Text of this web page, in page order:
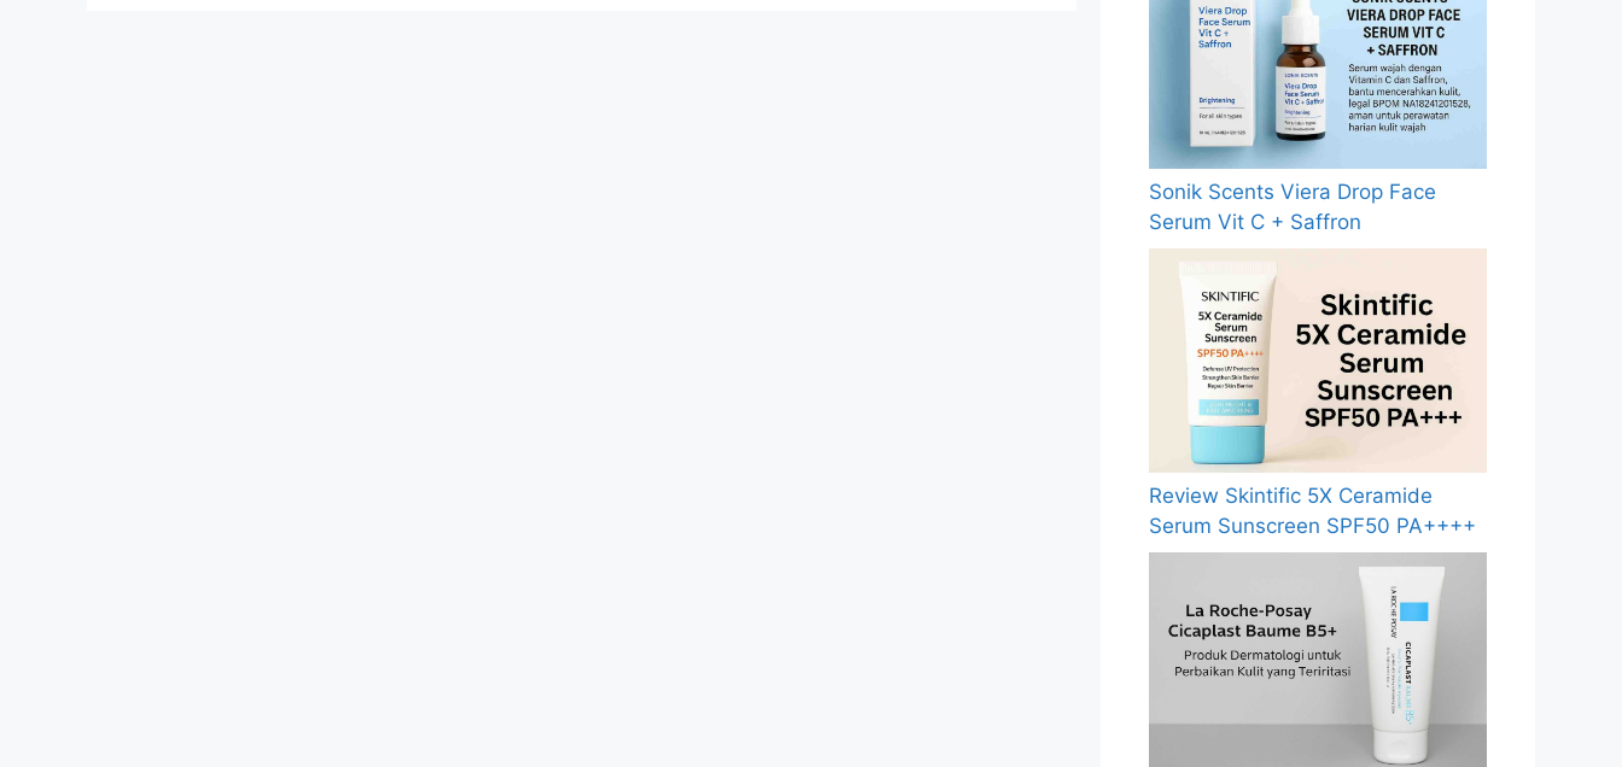
Sonik Scents Viera Drop Face
Serum Vit C + Saffron
Review Skintific 5X Ceramide
Serum Sunscreen SPF50 PA++++